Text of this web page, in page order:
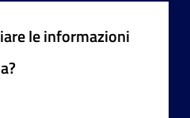
le informazioni